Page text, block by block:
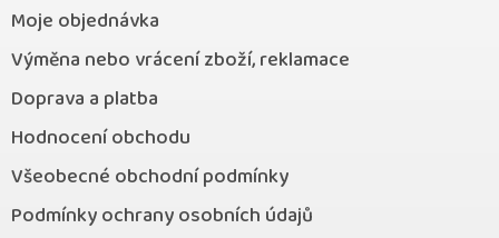
Moje objednávka
Výměna nebo vrácení zboží, reklamace
Doprava a platba
Hodnocení obchodu
Všeobecné obchodní podmínky
Podmínky ochrany osobních údajů